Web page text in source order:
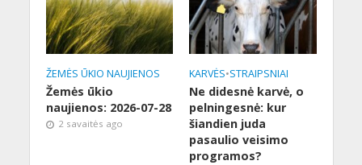
ŽEMĖS ŪKIO NAUJIENOS
Žemės ūkio
naujienos: 2026-07-28
2 savaitės ago
KARVĖS•STRAIPSNIAI
Ne didesnė karvė, o
pelningesnė: kur
šiandien juda
pasaulio veisimo
programos?